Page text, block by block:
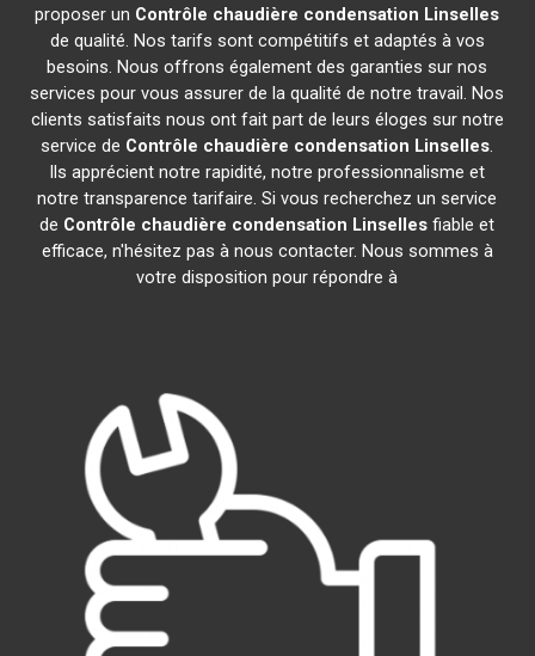
proposer un Contrôle chaudière condensation Linselles
de qualité. Nos tarifs sont compétitifs et adaptés à vos
besoins. Nous offrons également des garanties sur nos
services pour vous assurer de la qualité de notre travail. Nos
clients satisfaits nous ont fait part de leurs éloges sur notre
service de Contrôle chaudière condensation Linselles.
Ils apprécient notre rapidité, notre professionnalisme et
notre transparence tarifaire. Si vous recherchez un service
de Contrôle chaudière condensation Linselles fiable et
efficace, n'hésitez pas à nous contacter. Nous sommes à
votre disposition pour répondre à